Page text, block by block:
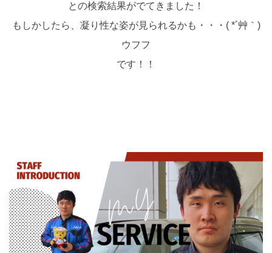
との検索結果がでてきました！
もしかしたら、凝り性な姿が見られるかも・・・( *´艸｀)
ウフフ
です！！